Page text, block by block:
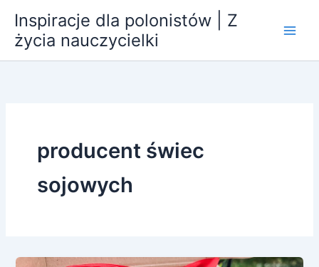
treści
Inspiracje dla polonistów | Z
życia nauczycielki
producent świec
sojowych